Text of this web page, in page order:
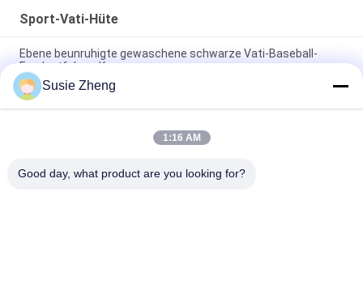
Sport-Vati-Hüte
Ebene beunruhigte gewaschene schwarze Vati-Baseball-
Fernlastfahrer-Kappe
56cm unstrukturierte Vati-Baseballmütze-Stickerei Logo
Customized
Freier Raum trägt Vati-Hüte mit Sonntags-Metallschnallen-
Susie Zheng
1:16 AM
Good day, what product are you looking for?